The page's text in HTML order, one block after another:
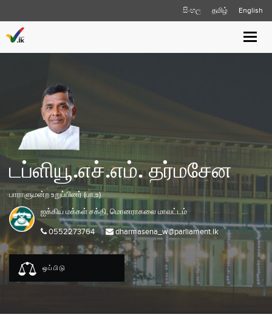
සිංහල தமிழ் English
Toggle
டப்ளியூ.எச்.எம். தர்மசேன
பாராளுமன்ற உறுப்பினர் (பா.உ)
ஐக்கிய மக்கள் சக்தி,மொனராகலை மாவட்டம்
0552273764 dharmasena_w@parliament.lk
ஒப்பிடு